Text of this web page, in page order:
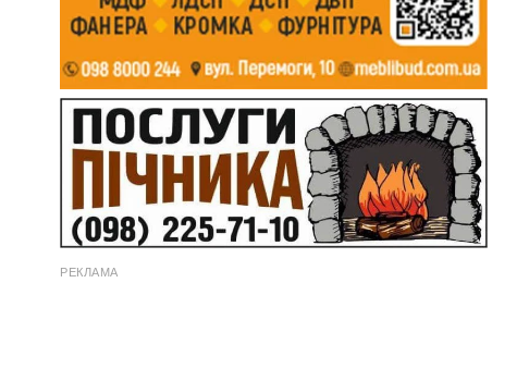
РЕКЛАМА